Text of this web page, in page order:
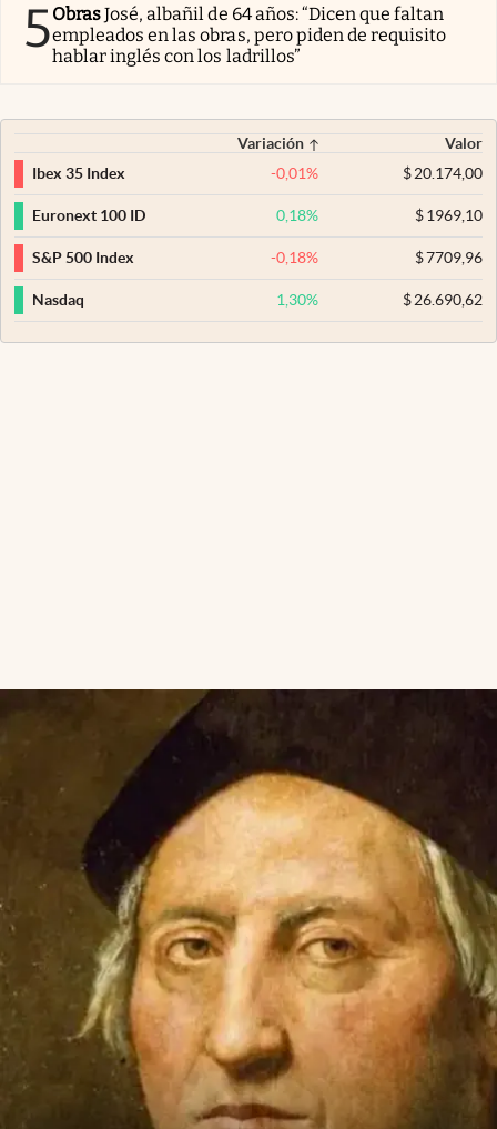
5ObrasJosé, albañil de 64 años: “Dicen que faltan
empleados en las obras, pero piden de requisito
hablar inglés con los ladrillos”
Variación
Valor
Ibex 35 Index
-0,01% $20.174,00
Euronext 100 ID 0,18% $1969,10
S&P 500 Index -0,18% $7709,96
Nasdaq 1,30% $26.690,62